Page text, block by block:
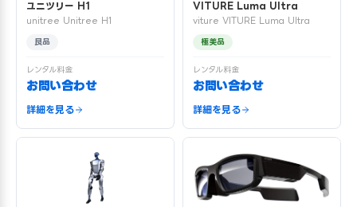
ユニツリー H1
unitree Unitree H1
良品
レンタル料金
お問い合わせ
詳細を見る
VITURE Luma Ultra
viture VITURE Luma Ultra
極美品
レンタル料金
お問い合わせ
詳細を見る